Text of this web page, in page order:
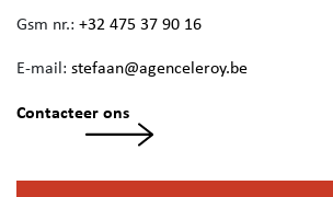
Gsm nr.: +32 475 37 90 16
E-mail: stefaan@agenceleroy.be
Contacteer ons